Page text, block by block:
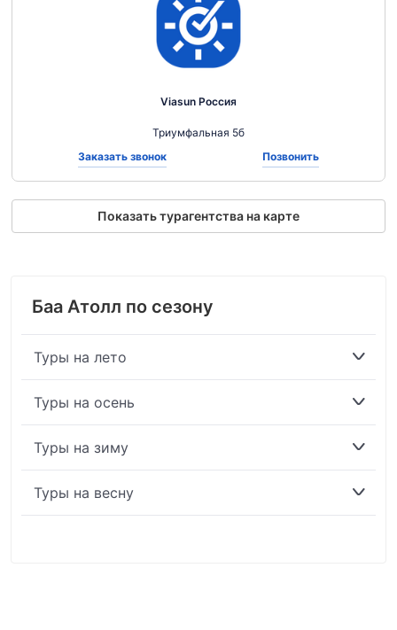
Viasun Россия
Триумфальная 5б
Заказать звонок
Позвонить
Показать турагентства на карте
Баа Атолл по сезону
Туры на лето
Туры на осень
Туры на зиму
Туры на весну